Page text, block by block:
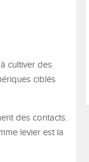
cultiver des
ciblés
des contacts.
levier est la